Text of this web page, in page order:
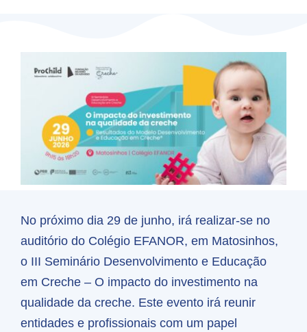
No próximo dia 29 de junho, irá realizar-se no
auditório do Colégio EFANOR, em Matosinhos,
o III Seminário Desenvolvimento e Educação
em Creche – O impacto do investimento na
qualidade da creche. Este evento irá reunir
entidades e profissionais com um papel